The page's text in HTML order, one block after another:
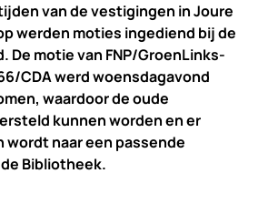
van de vestigingen in Joure
werden moties ingediend bij de
De motie van FNP/GroenLinks-
CDA werd woensdagavond
waardoor de oude
kunnen worden en er
wordt naar een passende
Bibliotheek.